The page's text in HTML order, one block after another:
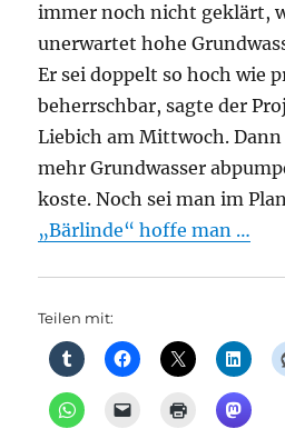
immer noch nicht geklärt,
unerwartet hohe
Er sei doppelt so hoch wie
beherrschbar, sagte der
Liebich am Mittwoch. Dann
mehr Grundwasser
koste. Noch sei man im
„Bärlinde“ hoffe man …
Teilen mit: